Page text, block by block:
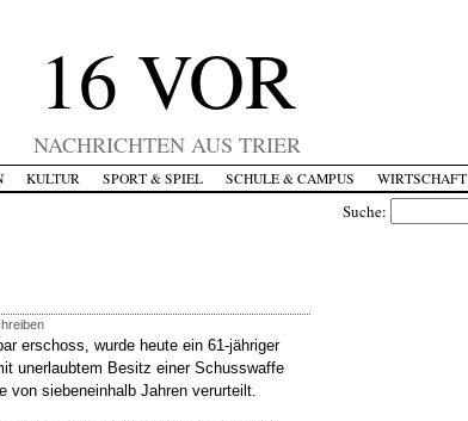
16 VOR
NACHRICHTEN AUS TRIER
KULTUR SPORT & SPIEL SCHULE & CAMPUS WIRTSCHAFT
Suche:
erschoss, wurde heute ein 61-jähriger
unerlaubtem Besitz einer Schusswaffe
von siebeneinhalb Jahren verurteilt.